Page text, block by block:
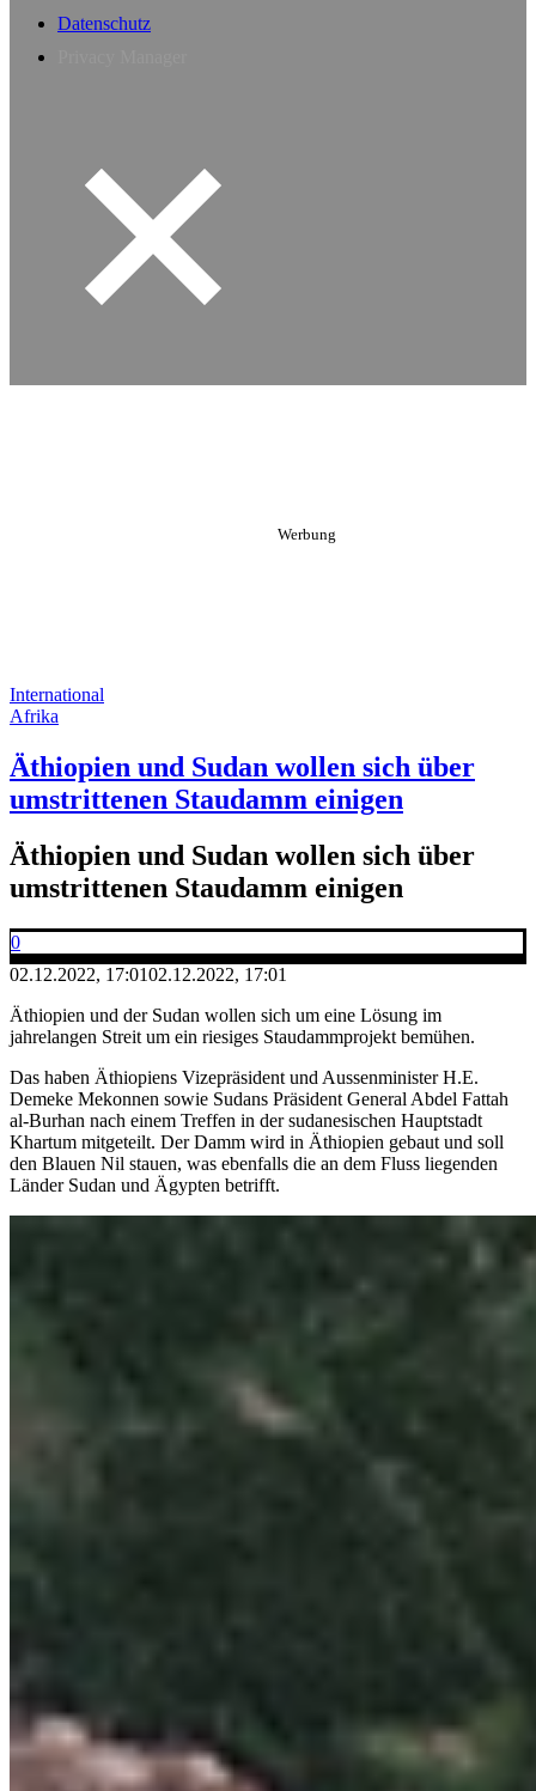
Datenschutz
International
Afrika
Äthiopien und Sudan wollen sich über
umstrittenen Staudamm einigen
Äthiopien und Sudan wollen sich über
umstrittenen Staudamm einigen
0
02.12.2022, 17:0102.12.2022, 17:01
Äthiopien und der Sudan wollen sich um eine Lösung im
jahrelangen Streit um ein riesiges Staudammprojekt bemühen.
Das haben Äthiopiens Vizepräsident und Aussenminister H.E.
Demeke Mekonnen sowie Sudans Präsident General Abdel Fattah
al-Burhan nach einem Treffen in der sudanesischen Hauptstadt
Khartum mitgeteilt. Der Damm wird in Äthiopien gebaut und soll
den Blauen Nil stauen, was ebenfalls die an dem Fluss liegenden
Länder Sudan und Ägypten betrifft.